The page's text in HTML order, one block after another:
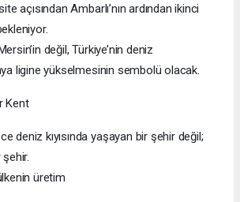
açısından Ambarlı’nın ardından ikinci
değil, Türkiye’nin deniz
ligine yükselmesinin sembolü olacak.
Kent
deniz kıyısında yaşayan bir şehir değil;
üretim